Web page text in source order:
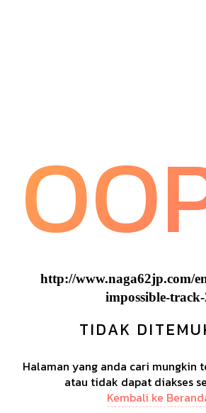
http://www.naga62jp.com/
impossible-
TIDAK
Halaman yang anda cari mungkin
atau tidak dapat diakses
Kembali ke